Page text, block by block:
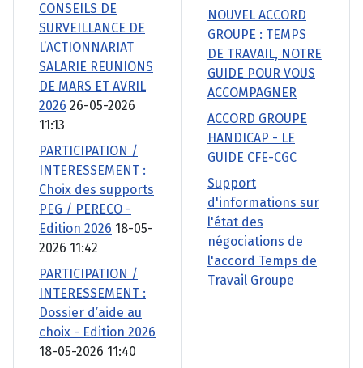
CONSEILS DE
SURVEILLANCE DE
L’ACTIONNARIAT
SALARIE REUNIONS
DE MARS ET AVRIL
2026 26-05-2026
11:13
PARTICIPATION /
INTERESSEMENT :
Choix des supports
PEG / PERECO -
Edition 2026 18-05-
2026 11:42
PARTICIPATION /
INTERESSEMENT :
Dossier d’aide au
choix - Edition 2026
18-05-2026 11:40
NOUVEL ACCORD
GROUPE : TEMPS
DE TRAVAIL, NOTRE
GUIDE POUR VOUS
ACCOMPAGNER
ACCORD GROUPE
HANDICAP - LE
GUIDE CFE-CGC
Support
d'informations sur
l'état des
négociations de
l'accord Temps de
Travail Groupe